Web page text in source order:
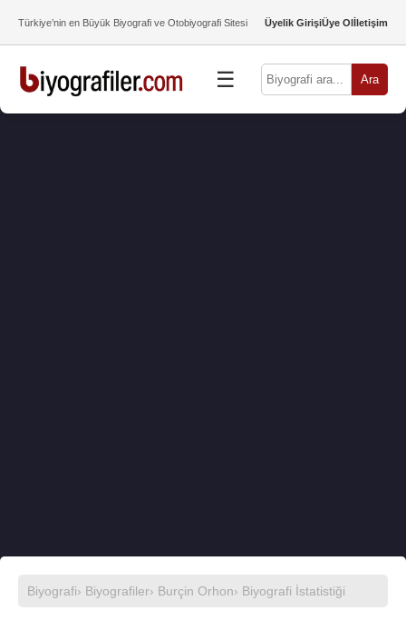
Türkiye’nin en Büyük Biyografi ve Otobiyografi Sitesi Üyelik GirişiÜye Olİletişim
☰ Ara
Biyografi› Biyografiler› Burçin Orhon› Biyografi İstatistiği